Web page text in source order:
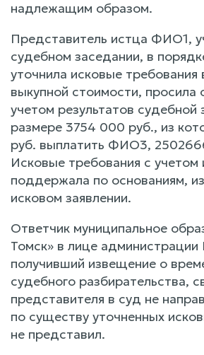
надлежащим образом.
Представитель истца ФИО1,
судебном заседании, в
уточнила исковые требования
выкупной стоимости, просила
учетом результатов судебной
размере 3754 000 руб., из
руб. выплатить ФИО3,
Исковые требования с учетом
поддержала по основаниям,
исковом заявлении.
Ответчик муниципальное
Томск» в лице администрации
получивший извещение о
судебного разбирательства,
представителя в суд не
по существу уточненных
не представил.